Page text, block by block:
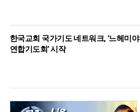
한국교회 국가기도 네트워크, ‘느헤미야
연합기도회’ 시작